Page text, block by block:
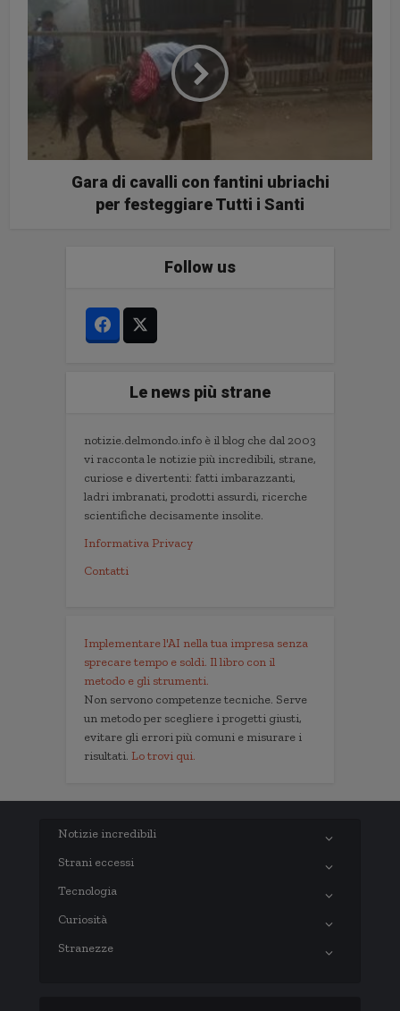
Gara di cavalli con fantini ubriachi
per festeggiare Tutti i Santi
Follow us
Le news più strane
notizie.delmondo.info è il blog che dal 2003
vi racconta le notizie più incredibili, strane,
curiose e divertenti: fatti imbarazzanti,
ladri imbranati, prodotti assurdi, ricerche
scientifiche decisamente insolite.
Informativa Privacy
Contatti
Implementare l'AI nella tua impresa senza
sprecare tempo e soldi. Il libro con il
metodo e gli strumenti.
Non servono competenze tecniche. Serve
un metodo per scegliere i progetti giusti,
evitare gli errori più comuni e misurare i
risultati. Lo trovi qui.
Notizie incredibili
Strani eccessi
Tecnologia
Curiosità
Stranezze